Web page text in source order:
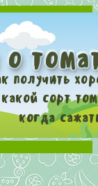
и рассада.